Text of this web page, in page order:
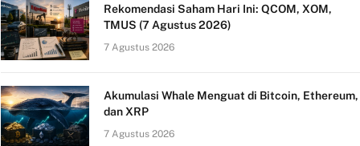
Rekomendasi Saham Hari Ini: QCOM, XOM,
TMUS (7 Agustus 2026)
7 Agustus 2026
Akumulasi Whale Menguat di Bitcoin, Ethereum,
dan XRP
7 Agustus 2026